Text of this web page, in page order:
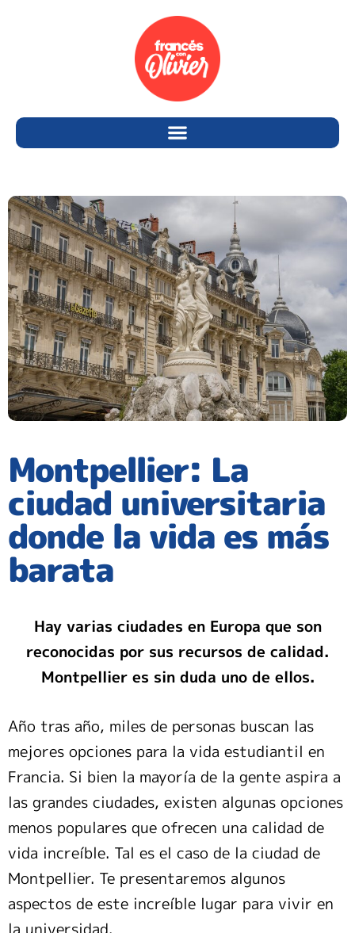
Montpellier: La
ciudad universitaria
donde la vida es más
barata
Hay varias ciudades en Europa que son
reconocidas por sus recursos de calidad.
Montpellier es sin duda uno de ellos.
Año tras año, miles de personas buscan las
mejores opciones para la vida estudiantil en
Francia. Si bien la mayoría de la gente aspira a
las grandes ciudades, existen algunas opciones
menos populares que ofrecen una calidad de
vida increíble. Tal es el caso de la ciudad de
Montpellier. Te presentaremos algunos
aspectos de este increíble lugar para vivir en